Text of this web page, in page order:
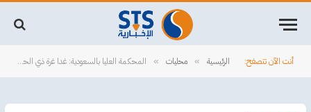
أنت الآن تتصفح: الرئيسية » محليات » ‏المحكمة العليا بالسعودية: غدا غرة ذي الحجة